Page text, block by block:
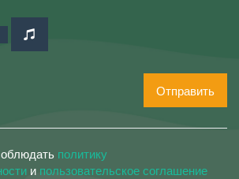
Отправить
политику
и пользовательское соглашение